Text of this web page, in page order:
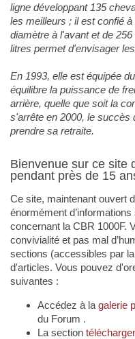
ligne développant 135
les meilleurs ; il est confié
diamètre à l'avant et de
litres permet d'envisager
En 1993, elle est équipée
équilibre la puissance de
arrière, quelle que soit la
s'arrête en 2000, le succès
prendre sa retraite.
Bienvenue sur ce site
pendant près de 15
Ce site, maintenant ouvert
énormément
concernant la CBR 1000F.
convivialité et pas mal
sections (accessibles par
d'articles. Vous pouvez
suivantes :
Accédez à la galerie
du Forum .
La section